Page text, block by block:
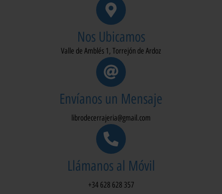
Nos Ubicamos
Valle de Amblés 1, Torrejón de Ardoz
Envíanos un Mensaje
librodecerrajeria@gmail.com
Llámanos al Móvil
+34 628 628 357